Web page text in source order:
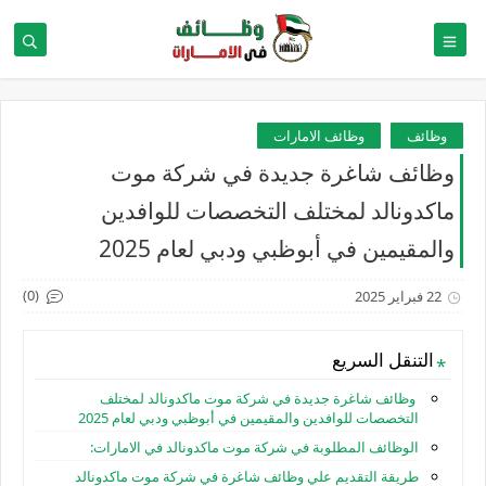
وظائف وظائف الامارات
وظائف شاغرة جديدة في شركة موت
ماكدونالد لمختلف التخصصات للوافدين
والمقيمين في أبوظبي ودبي لعام 2025
22 فبراير 2025 (0)
التنقل السريع
وظائف شاغرة جديدة في شركة موت ماكدونالد لمختلف
التخصصات للوافدين والمقيمين في أبوظبي ودبي لعام 2025
الوظائف المطلوبة في شركة موت ماكدونالد في الامارات:
طريقة التقديم علي وظائف شاغرة في شركة موت ماكدونالد